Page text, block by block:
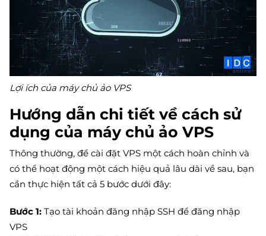
Lợi ích của máy chủ ảo VPS
Hướng dẫn chi tiết về cách sử
dụng của máy chủ ảo VPS
Thông thường, để cài đặt VPS một cách hoàn chỉnh và
có thể hoạt động một cách hiệu quả lâu dài về sau, bạn
cần thực hiện tất cả 5 bước dưới đây:
Bước 1:Tạo tài khoản đăng nhập SSH để đăng nhập
VPS